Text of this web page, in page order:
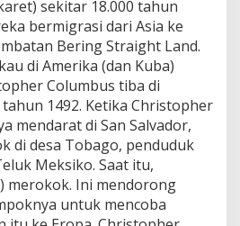
sekitar 18.000 tahun
bermigrasi dari Asia ke
Bering Straight Land.
di Amerika (dan Kuba)
Columbus tiba di
1492. Ketika Christopher
mendarat di San Salvador,
di desa Tobago, penduduk
Meksiko. Saat itu,
merokok. Ini mendorong
untuk mencoba